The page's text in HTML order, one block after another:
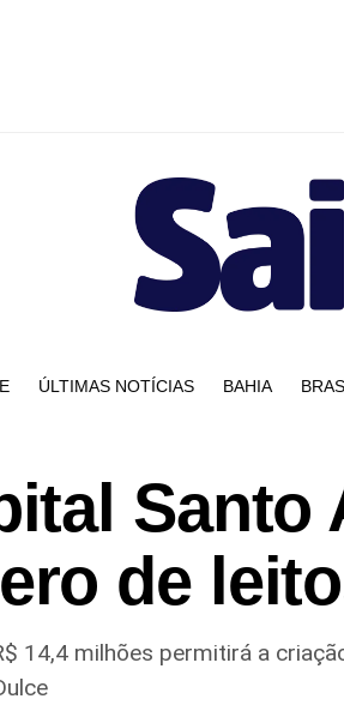
ÚLTIMAS NOTÍCIAS BAHIA
Santo
de
14,4 milhões permitirá a